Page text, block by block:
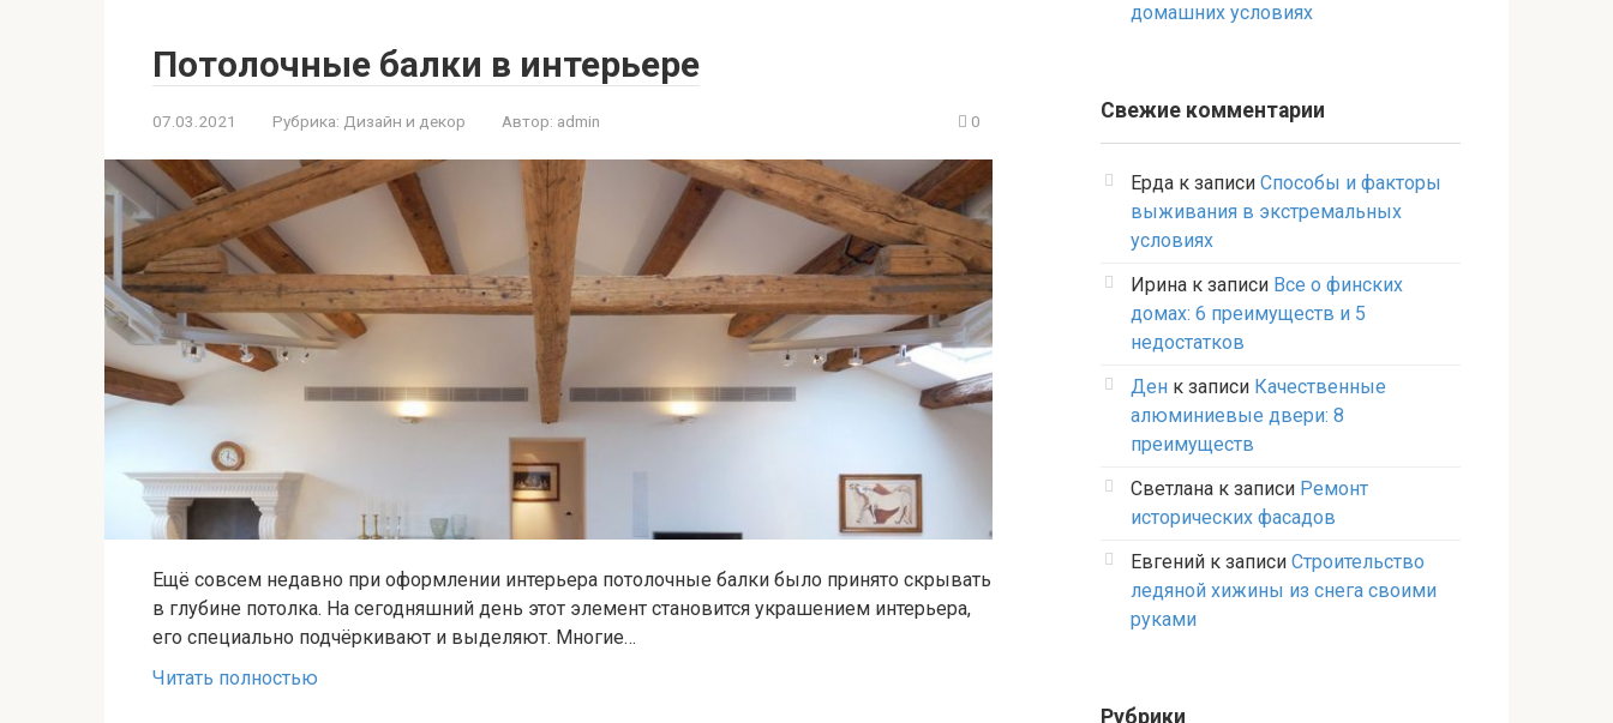
Потолочные балки в интерьере
07.03.2021 Рубрика: Дизайн и декор Автор: admin 0
Ещё совсем недавно при оформлении интерьера потолочные балки было принято скрывать
в глубине потолка. На сегодняшний день этот элемент становится украшением интерьера,
его специально подчёркивают и выделяют. Многие…
Читать полностью
домашних условиях
Свежие комментарии
Ерда к записи Способы и факторы
выживания в экстремальных
условиях
Ирина к записи Все о финских
домах: 6 преимуществ и 5
недостатков
Ден к записи Качественные
алюминиевые двери: 8
преимуществ
Светлана к записи Ремонт
исторических фасадов
Евгений к записи Строительство
ледяной хижины из снега своими
руками
Рубрики